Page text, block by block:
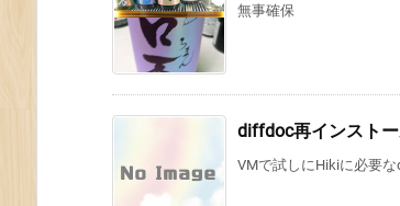
無事確保
diffdoc再インスト
VMで試しにHikiに必要